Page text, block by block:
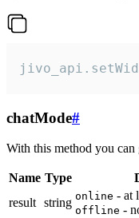
chatMode#
With this method you can
Name Type
result string online - at
offline -